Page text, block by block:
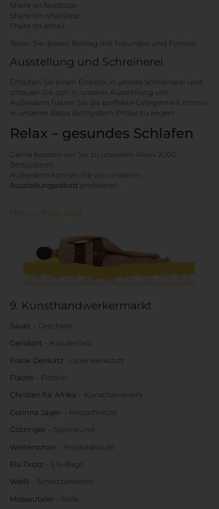
Share on facebook
Share on whatsapp
Share on email
Teilen Sie diesen Beitrag mit Freunden und Familie!
Ausstellung und Schreinerei
Erhalten Sie einen Einblick in unsere Schreinerei und
schauen Sie sich in unserer Ausstellung um.
Außerdem haben Sie die perfekte Gelegenheit einmal
in unseren Relax Bettsystem Probe zu liegen!
Relax – gesundes Schlafen
Gerne beraten wir Sie zu unserem Relax 2000
Bettsystem!
Außerdem können Sie von unserem
Ausstellungsrabatt profitieren.
Mehr zu Relax 2000
9. Kunsthandwerkermarkt
Sauer – Drechsler
Geridant – Kräuterlikör
Frank Derikatz
-Lederwerkstatt
Flachs – Filzerin
Christen für Afrika
– Kunsthandwerk
Corinna Jäger – Holzschnitzer
Götzinger – Spinnkunst
Weiterschan – Holzbildhauer
Ela Tkotz – Ela-Bags
Weiß – Schnitzarbeiten
Mossautaler – Seife